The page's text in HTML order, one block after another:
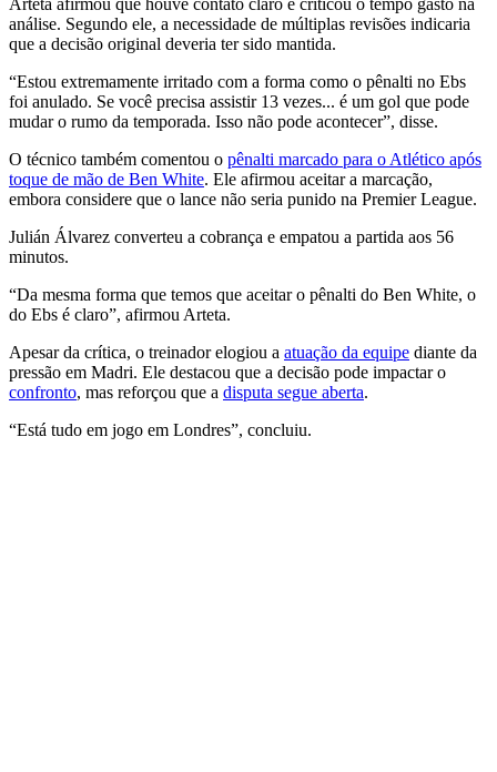
análise. Segundo ele, a necessidade de múltiplas revisões indicaria
que a decisão original deveria ter sido mantida.
“Estou extremamente irritado com a forma como o pênalti no Ebs
foi anulado. Se você precisa assistir 13 vezes... é um gol que pode
mudar o rumo da temporada. Isso não pode acontecer”, disse.
O técnico também comentou o pênalti marcado para o Atlético após
toque de mão de Ben White. Ele afirmou aceitar a marcação,
embora considere que o lance não seria punido na Premier League.
Julián Álvarez converteu a cobrança e empatou a partida aos 56
minutos.
“Da mesma forma que temos que aceitar o pênalti do Ben White, o
do Ebs é claro”, afirmou Arteta.
Apesar da crítica, o treinador elogiou a atuação da equipe diante da
pressão em Madri. Ele destacou que a decisão pode impactar o
confronto, mas reforçou que a disputa segue aberta.
“Está tudo em jogo em Londres”, concluiu.